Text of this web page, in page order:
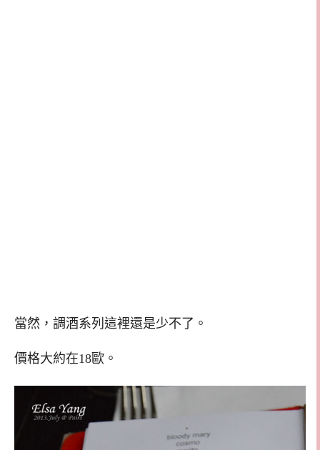
當然，調酒系列這裡還是少不了。
價格大約在18歐。